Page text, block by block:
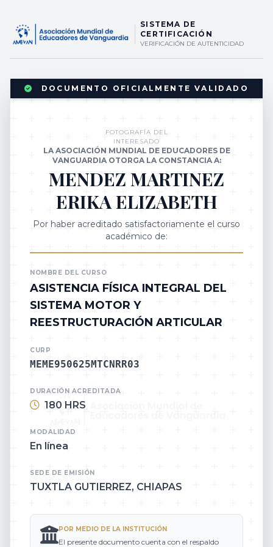
SISTEMA DE
CERTIFICACIÓN
VERIFICACIÓN DE AUTENTICIDAD
DOCUMENTO OFICIALMENTE VALIDADO
FOTOGRAFÍA DEL
INTERESADO
LA ASOCIACIÓN MUNDIAL DE EDUCADORES DE
VANGUARDIA OTORGA LA CONSTANCIA A:
MENDEZ MARTINEZ
ERIKA ELIZABETH
Por haber acreditado satisfactoriamente el curso
académico de:
NOMBRE DEL CURSO
ASISTENCIA FÍSICA INTEGRAL DEL
SISTEMA MOTOR Y
REESTRUCTURACIÓN ARTICULAR
CURP
MEME950625MTCNRR03
DURACIÓN ACREDITADA
180 HRS
MODALIDAD
En línea
SEDE DE EMISIÓN
TUXTLA GUTIERREZ, CHIAPAS
POR MEDIO DE LA INSTITUCIÓN
El presente documento cuenta con el respaldo